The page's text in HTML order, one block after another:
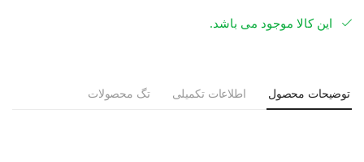
این کالا موجود می باشد.
توضیحات محصول اطلاعات تکمیلی تگ محصولات